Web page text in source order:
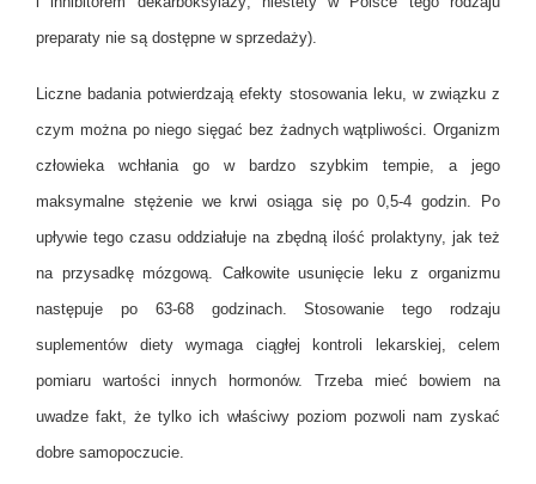
preparaty nie są dostępne w sprzedaży).
Liczne badania potwierdzają efekty stosowania leku, w związku z
czym można po niego sięgać bez żadnych wątpliwości. Organizm
człowieka wchłania go w bardzo szybkim tempie, a jego
maksymalne stężenie we krwi osiąga się po 0,5-4 godzin. Po
upływie tego czasu oddziałuje na zbędną ilość prolaktyny, jak też
na przysadkę mózgową. Całkowite usunięcie leku z organizmu
następuje po 63-68 godzinach. Stosowanie tego rodzaju
suplementów diety wymaga ciągłej kontroli lekarskiej, celem
pomiaru wartości innych hormonów. Trzeba mieć bowiem na
uwadze fakt, że tylko ich właściwy poziom pozwoli nam zyskać
dobre samopoczucie.